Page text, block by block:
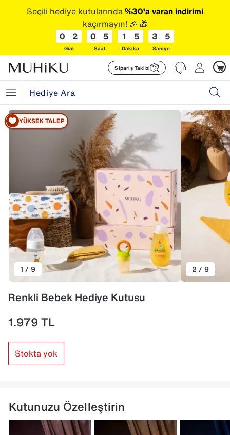
Seçili hediye kutularında%30’a varan indirimi
kaçırmayın! 🎉 🎁
0
2
Gün
0 5
Saat
1 5
Dakika
3 5
Saniye
Sipariş Takibi
YÜKSEK TALEP
1 / 9 2 / 9
Renkli Bebek Hediye Kutusu
1.979 TL
Stokta yok
Kutunuzu Özelleştirin